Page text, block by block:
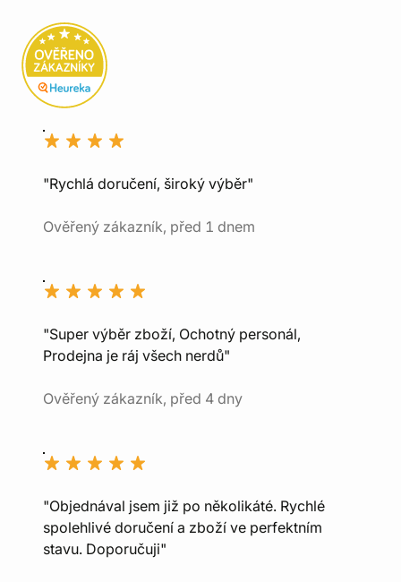
"Rychlá doručení, široký výběr"
Ověřený zákazník, před 1 dnem
"Super výběr zboží, Ochotný personál,
Prodejna je ráj všech nerdů"
Ověřený zákazník, před 4 dny
"Objednával jsem již po několikáté. Rychlé
spolehlivé doručení a zboží ve perfektním
stavu. Doporučuji"